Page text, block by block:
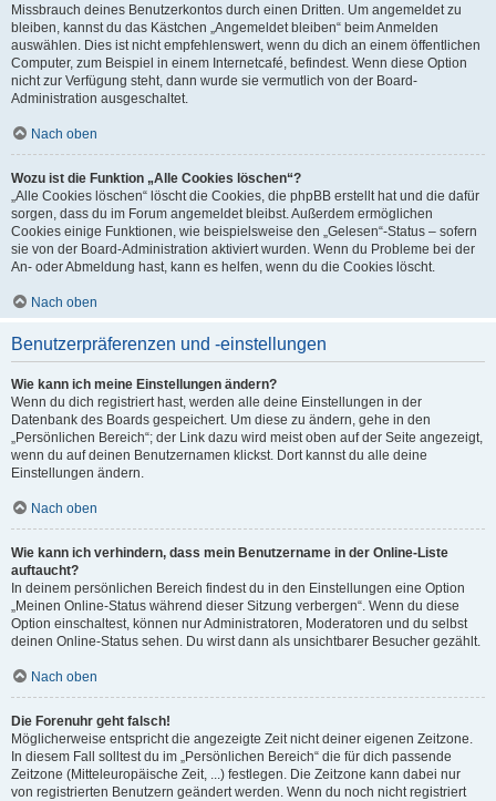
Missbrauch deines Benutzerkontos durch einen Dritten. Um angemeldet zu
bleiben, kannst du das Kästchen „Angemeldet bleiben“ beim Anmelden
auswählen. Dies ist nicht empfehlenswert, wenn du dich an einem öffentlichen
Computer, zum Beispiel in einem Internetcafé, befindest. Wenn diese Option
nicht zur Verfügung steht, dann wurde sie vermutlich von der Board-
Administration ausgeschaltet.
Nach oben
Wozu ist die Funktion „Alle Cookies löschen“?
„Alle Cookies löschen“ löscht die Cookies, die phpBB erstellt hat und die dafür
sorgen, dass du im Forum angemeldet bleibst. Außerdem ermöglichen
Cookies einige Funktionen, wie beispielsweise den „Gelesen“-Status – sofern
sie von der Board-Administration aktiviert wurden. Wenn du Probleme bei der
An- oder Abmeldung hast, kann es helfen, wenn du die Cookies löscht.
Nach oben
Benutzerpräferenzen und -einstellungen
Wie kann ich meine Einstellungen ändern?
Wenn du dich registriert hast, werden alle deine Einstellungen in der
Datenbank des Boards gespeichert. Um diese zu ändern, gehe in den
„Persönlichen Bereich“; der Link dazu wird meist oben auf der Seite angezeigt,
wenn du auf deinen Benutzernamen klickst. Dort kannst du alle deine
Einstellungen ändern.
Nach oben
Wie kann ich verhindern, dass mein Benutzername in der Online-Liste
auftaucht?
In deinem persönlichen Bereich findest du in den Einstellungen eine Option
„Meinen Online-Status während dieser Sitzung verbergen“. Wenn du diese
Option einschaltest, können nur Administratoren, Moderatoren und du selbst
deinen Online-Status sehen. Du wirst dann als unsichtbarer Besucher gezählt.
Nach oben
Die Forenuhr geht falsch!
Möglicherweise entspricht die angezeigte Zeit nicht deiner eigenen Zeitzone.
In diesem Fall solltest du im „Persönlichen Bereich“ die für dich passende
Zeitzone (Mitteleuropäische Zeit, ...) festlegen. Die Zeitzone kann dabei nur
von registrierten Benutzern geändert werden. Wenn du noch nicht registriert